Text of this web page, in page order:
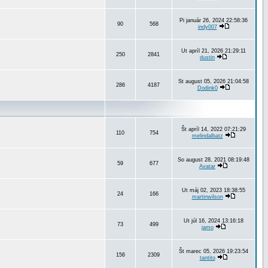
90 568
Pi január 26, 2024 22:58:36
indy007
250 2841
Ut apríl 21, 2026 21:29:11
dustin
286 4187
St august 05, 2026 21:04:58
Dodink0
110 754
Št apríl 14, 2022 07:21:29
melindalbatz
59 677
So august 28, 2021 08:19:48
Avatar
24 166
Ut máj 02, 2023 18:38:55
martinwilson
73 499
Ut júl 16, 2024 13:16:18
jamo
156 2309
Št marec 05, 2026 19:23:54
tantito